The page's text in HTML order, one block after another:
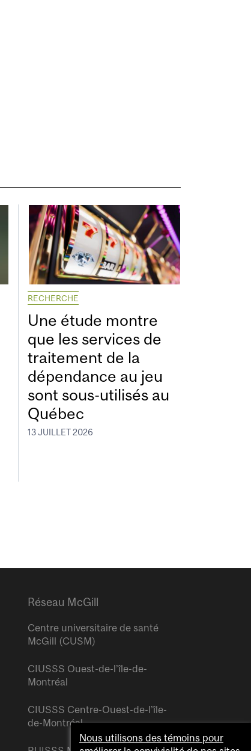
RECHERCHE
Une étude montre
que les services de
traitement de la
dépendance au jeu
sont sous-utilisés au
Québec
13 JUILLET 2026
Réseau McGill
Centre universitaire de santé
McGill (CUSM)
CIUSSS Ouest-de-l’île-de-
Montréal
CIUSSS Centre-Ouest-de-l’île-
de-Montréal
Nous utilisons des témoins pour